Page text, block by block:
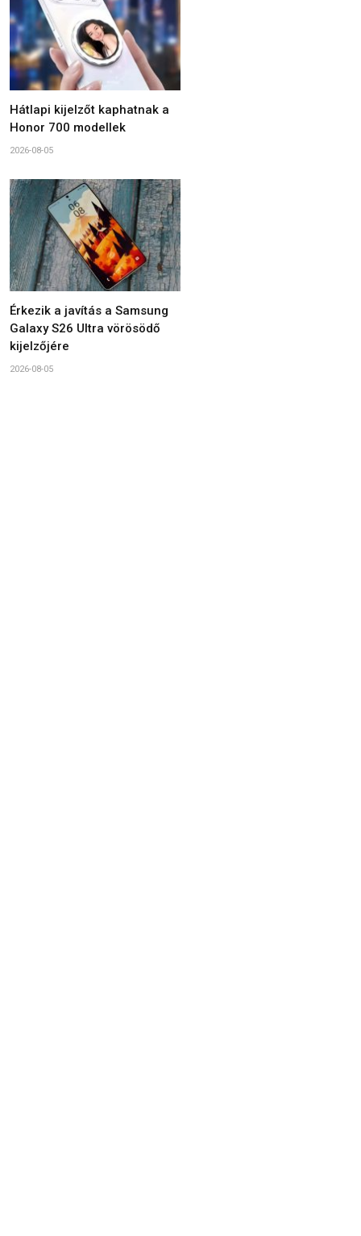
Hátlapi kijelzőt kaphatnak a
Honor 700 modellek
2026-08-05
Érkezik a javítás a Samsung
Galaxy S26 Ultra vörösödő
kijelzőjére
2026-08-05